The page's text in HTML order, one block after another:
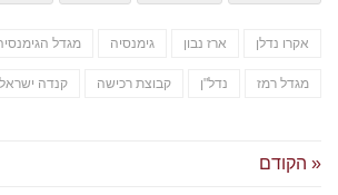
אקרו נדלן ארז נבון גימנסיה מגדל
מגדל רמז נדל"ן קבוצת רכישה קנדה ישראל
« הקודם